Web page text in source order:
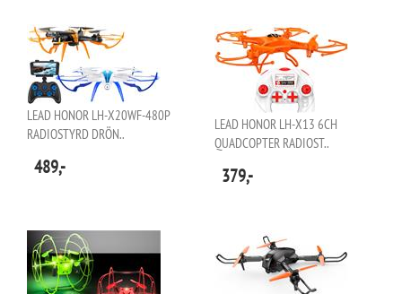
LEAD HONOR LH-X20WF-480P
RADIOSTYRD DRÖN..
489,-
LEAD HONOR LH-X13 6CH
QUADCOPTER RADIOST..
379,-